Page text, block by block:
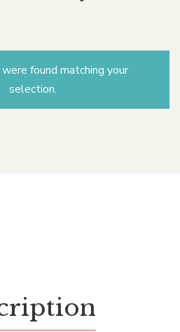
found matching your
selection.